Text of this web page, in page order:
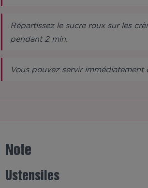
Répartissez le sucre roux sur les
pendant 2 min.
Vous pouvez servir immédiatement
Note
Ustensiles